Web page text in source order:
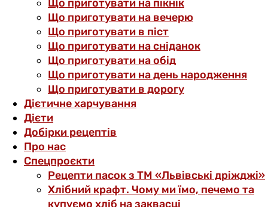
Що приготувати на пікнік
Що приготувати на вечерю
Що приготувати в піст
Що приготувати на сніданок
Що приготувати на обід
Що приготувати на день народження
Що приготувати в дорогу
Дієтичне харчування
Дієти
Добірки рецептів
Про нас
Спецпроєкти
Рецепти пасок з ТМ «Львівські дріжджі»
Хлібний крафт. Чому ми їмо, печемо та
купуємо хліб на заквасці